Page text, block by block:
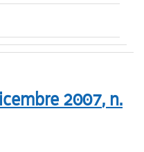
2007, n.